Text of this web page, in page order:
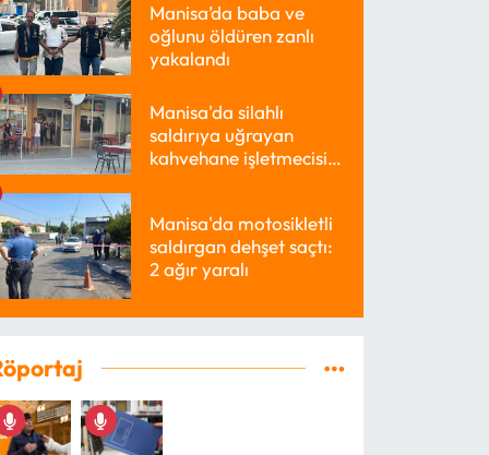
Manisa’da baba ve
oğlunu öldüren zanlı
yakalandı
Manisa'da silahlı
saldırıya uğrayan
kahvehane işletmecisi
Manisa'da motosikletli
saldırgan dehşet saçtı:
2 ağır yaralı